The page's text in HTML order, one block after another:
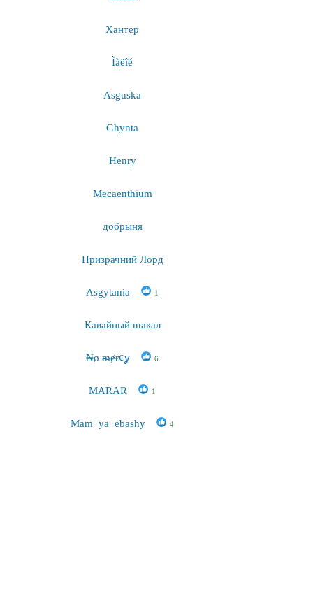
Хантер
Ìàëîé
Asguska
Ghynta
Henry
Mecaenthium
добрыня
Призрачний Лорд
Asgytania 1
Кавайный шакал
₦ø ᵯɇɍȼỿ 6
MARAR 1
Mam_ya_ebashy 4